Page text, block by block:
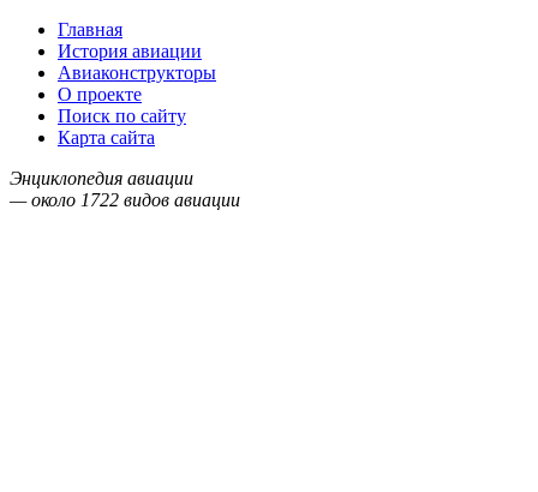
Главная
История авиации
Авиаконструкторы
О проекте
Поиск по сайту
Карта сайта
Энциклопедия авиации
— около 1722 видов авиации